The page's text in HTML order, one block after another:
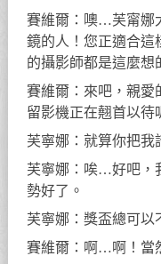
賽維爾：噢…芙甯娜
鏡的人！您正適合這
的攝影師都是這麼想
賽維爾：來吧，親愛
留影機正在翹首以待
芙寧娜：就算你把
芙寧娜：唉…好吧，
勢好了。
芙寧娜：獎盃總可以
賽維爾：啊…啊！當